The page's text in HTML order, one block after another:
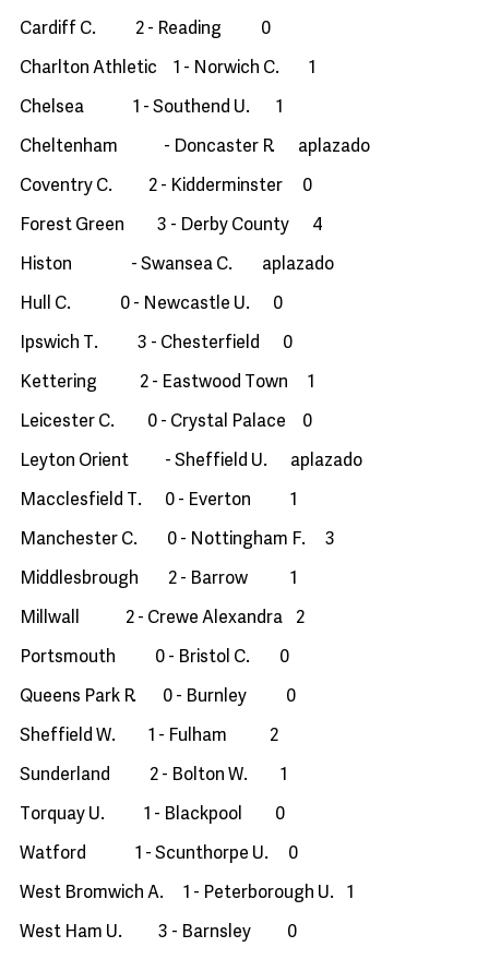
Cardiff C. 2 - Reading 0
Charlton Athletic 1 - Norwich C. 1
Chelsea 1 - Southend U. 1
Cheltenham - Doncaster R. aplazado
Coventry C. 2 - Kidderminster 0
Forest Green 3 - Derby County 4
Histon - Swansea C. aplazado
Hull C. 0 - Newcastle U. 0
Ipswich T. 3 - Chesterfield 0
Kettering 2 - Eastwood Town 1
Leicester C. 0 - Crystal Palace 0
Leyton Orient - Sheffield U. aplazado
Macclesfield T. 0 - Everton 1
Manchester C. 0 - Nottingham F. 3
Middlesbrough 2 - Barrow 1
Millwall 2 - Crewe Alexandra 2
Portsmouth 0 - Bristol C. 0
Queens Park R. 0 - Burnley 0
Sheffield W. 1 - Fulham 2
Sunderland 2 - Bolton W. 1
Torquay U. 1 - Blackpool 0
Watford 1 - Scunthorpe U. 0
West Bromwich A. 1 - Peterborough U. 1
West Ham U. 3 - Barnsley 0